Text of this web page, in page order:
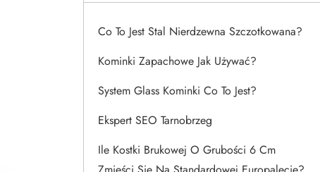
Co To Jest Stal Nierdzewna Szczotkowana?
Kominki Zapachowe Jak Używać?
System Glass Kominki Co To Jest?
Ekspert SEO Tarnobrzeg
Ile Kostki Brukowej O Grubości 6 Cm